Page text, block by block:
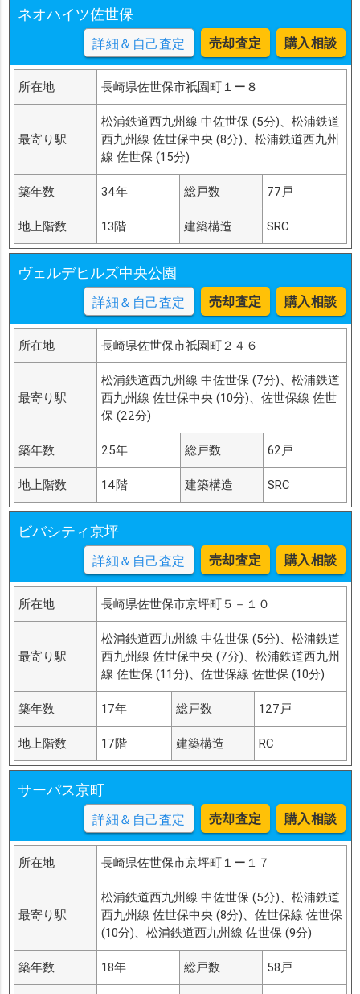
ネオハイツ佐世保
詳細＆自己査定 売却査定 購入相談
所在地 長崎県佐世保市祇園町１ー８
最寄り駅
松浦鉄道西九州線 中佐世保 (5分)、松浦鉄道
西九州線 佐世保中央 (8分)、松浦鉄道西九州
線 佐世保 (15分)
築年数 34年 総戸数 77戸
地上階数 13階 建築構造 SRC
ヴェルデヒルズ中央公園
詳細＆自己査定 売却査定 購入相談
所在地 長崎県佐世保市祇園町２４６
最寄り駅
松浦鉄道西九州線 中佐世保 (7分)、松浦鉄道
西九州線 佐世保中央 (10分)、佐世保線 佐世
保 (22分)
築年数 25年 総戸数 62戸
地上階数 14階 建築構造 SRC
ビバシティ京坪
詳細＆自己査定 売却査定 購入相談
所在地 長崎県佐世保市京坪町５－１０
最寄り駅
松浦鉄道西九州線 中佐世保 (5分)、松浦鉄道
西九州線 佐世保中央 (7分)、松浦鉄道西九州
線 佐世保 (11分)、佐世保線 佐世保 (10分)
築年数 17年 総戸数 127戸
地上階数 17階 建築構造 RC
サーパス京町
詳細＆自己査定 売却査定 購入相談
所在地 長崎県佐世保市京坪町１ー１７
最寄り駅
松浦鉄道西九州線 中佐世保 (5分)、松浦鉄道
西九州線 佐世保中央 (8分)、佐世保線 佐世保
(10分)、松浦鉄道西九州線 佐世保 (9分)
築年数 18年 総戸数 58戸